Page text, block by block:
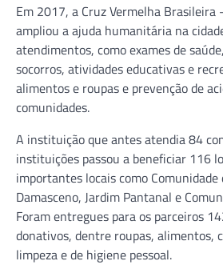
Em 2017, a Cruz Vermelha Brasileira
ampliou a ajuda humanitária na
atendimentos, como exames de
socorros, atividades educativas e
alimentos e roupas e prevenção de
comunidades.
A instituição que antes atendia 84
instituições passou a beneficiar 116
importantes locais como Comunidade
Damasceno, Jardim Pantanal e
Foram entregues para os parceiros
donativos, dentre roupas, alimentos,
limpeza e de higiene pessoal.